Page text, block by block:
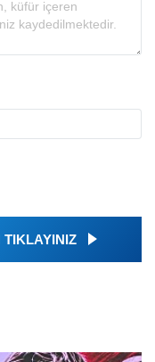
TIKLAYINIZ